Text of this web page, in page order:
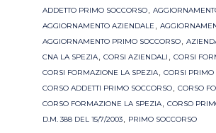
Tags
ADDETTO PRIMO SOCCORSO,
AGGIORNAMENTO AZIENDALE ,
AGGIORNAMENTO PRIMO SOCCORSO,
CNA LA SPEZIA, CORSI AZIENDALI , CORSI
CORSI FORMAZIONE LA SPEZIA, CORSI PRIMO
CORSO ADDETTI PRIMO SOCCORSO, CORSO
CORSO FORMAZIONE LA SPEZIA, CORSO
D.M. 388 DEL 15/7/2003, PRIMO SOCCORSO